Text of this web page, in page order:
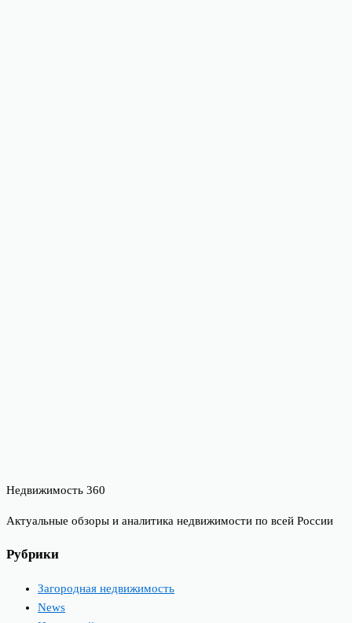
Недвижимость 360
Актуальные обзоры и аналитика недвижимости по всей России
Рубрики
Загородная недвижимость
News